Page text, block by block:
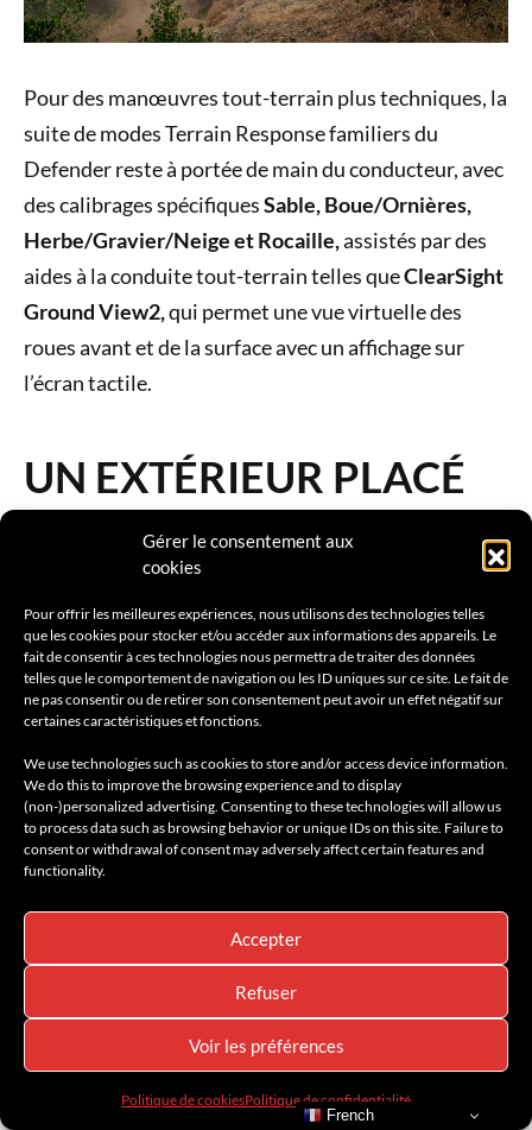
Gérer le consentement aux
cookies
Pour offrir les meilleures expériences, nous utilisons des technologies telles
que les cookies pour stocker et/ou accéder aux informations des appareils. Le
fait de consentir à ces technologies nous permettra de traiter des données
telles que le comportement de navigation ou les ID uniques sur ce site. Le fait de
ne pas consentir ou de retirer son consentement peut avoir un effet négatif sur
certaines caractéristiques et fonctions.
We use technologies such as cookies to store and/or access device information.
We do this to improve the browsing experience and to display
(non-)personalized advertising. Consenting to these technologies will allow us
to process data such as browsing behavior or unique IDs on this site. Failure to
consent or withdrawal of consent may adversely affect certain features and
functionality.
Accepter
Refuser
Voir les préférences
Politique de cookiesPolitique de confidentialité
Pour des manœuvres tout-terrain plus techniques, la
suite de modes Terrain Response familiers du
Defender reste à portée de main du conducteur, avec
des calibrages spécifiquesSable, Boue/Ornières,
Herbe/Gravier/Neige et Rocaille,assistés par des
aides à la conduite tout-terrain telles queClearSight
Ground View2,qui permet une vue virtuelle des
roues avant et de la surface avec un affichage sur
l’écran tactile.
UN EXTÉRIEUR PLACÉ
SOUS LE SIGNE DE LA
CONFIANCE
La présence imposante du Defender et son
French